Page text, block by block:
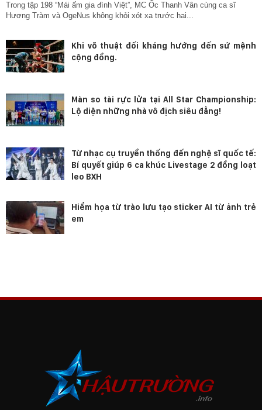
Trong tập 198 “Mái ấm gia đình Việt”, MC Ốc Thanh Vân cùng ca sĩ
Hương Tràm và OgeNus không khỏi xót xa trước hai...
Khi võ thuật đối kháng hướng đến sứ mệnh
cộng đồng.
Màn so tài rực lửa tại All Star Championship:
Lộ diện những nhà vô địch siêu đẳng!
Từ nhạc cụ truyền thống đến nghệ sĩ quốc tế:
Bí quyết giúp 6 ca khúc Livestage 2 đồng loạt
leo BXH
Hiểm họa từ trào lưu tạo sticker AI từ ảnh trẻ
em